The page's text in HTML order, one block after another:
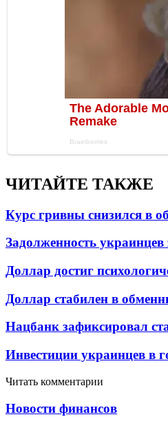
ЧИТАЙТЕ ТАКЖЕ
Курс гривны снизился в
Задолженность
Доллар достиг
Доллар стабилен в
Нацбанк зафиксировал
Инвестиции украинцев в
Читать комментарии
Новости финансов